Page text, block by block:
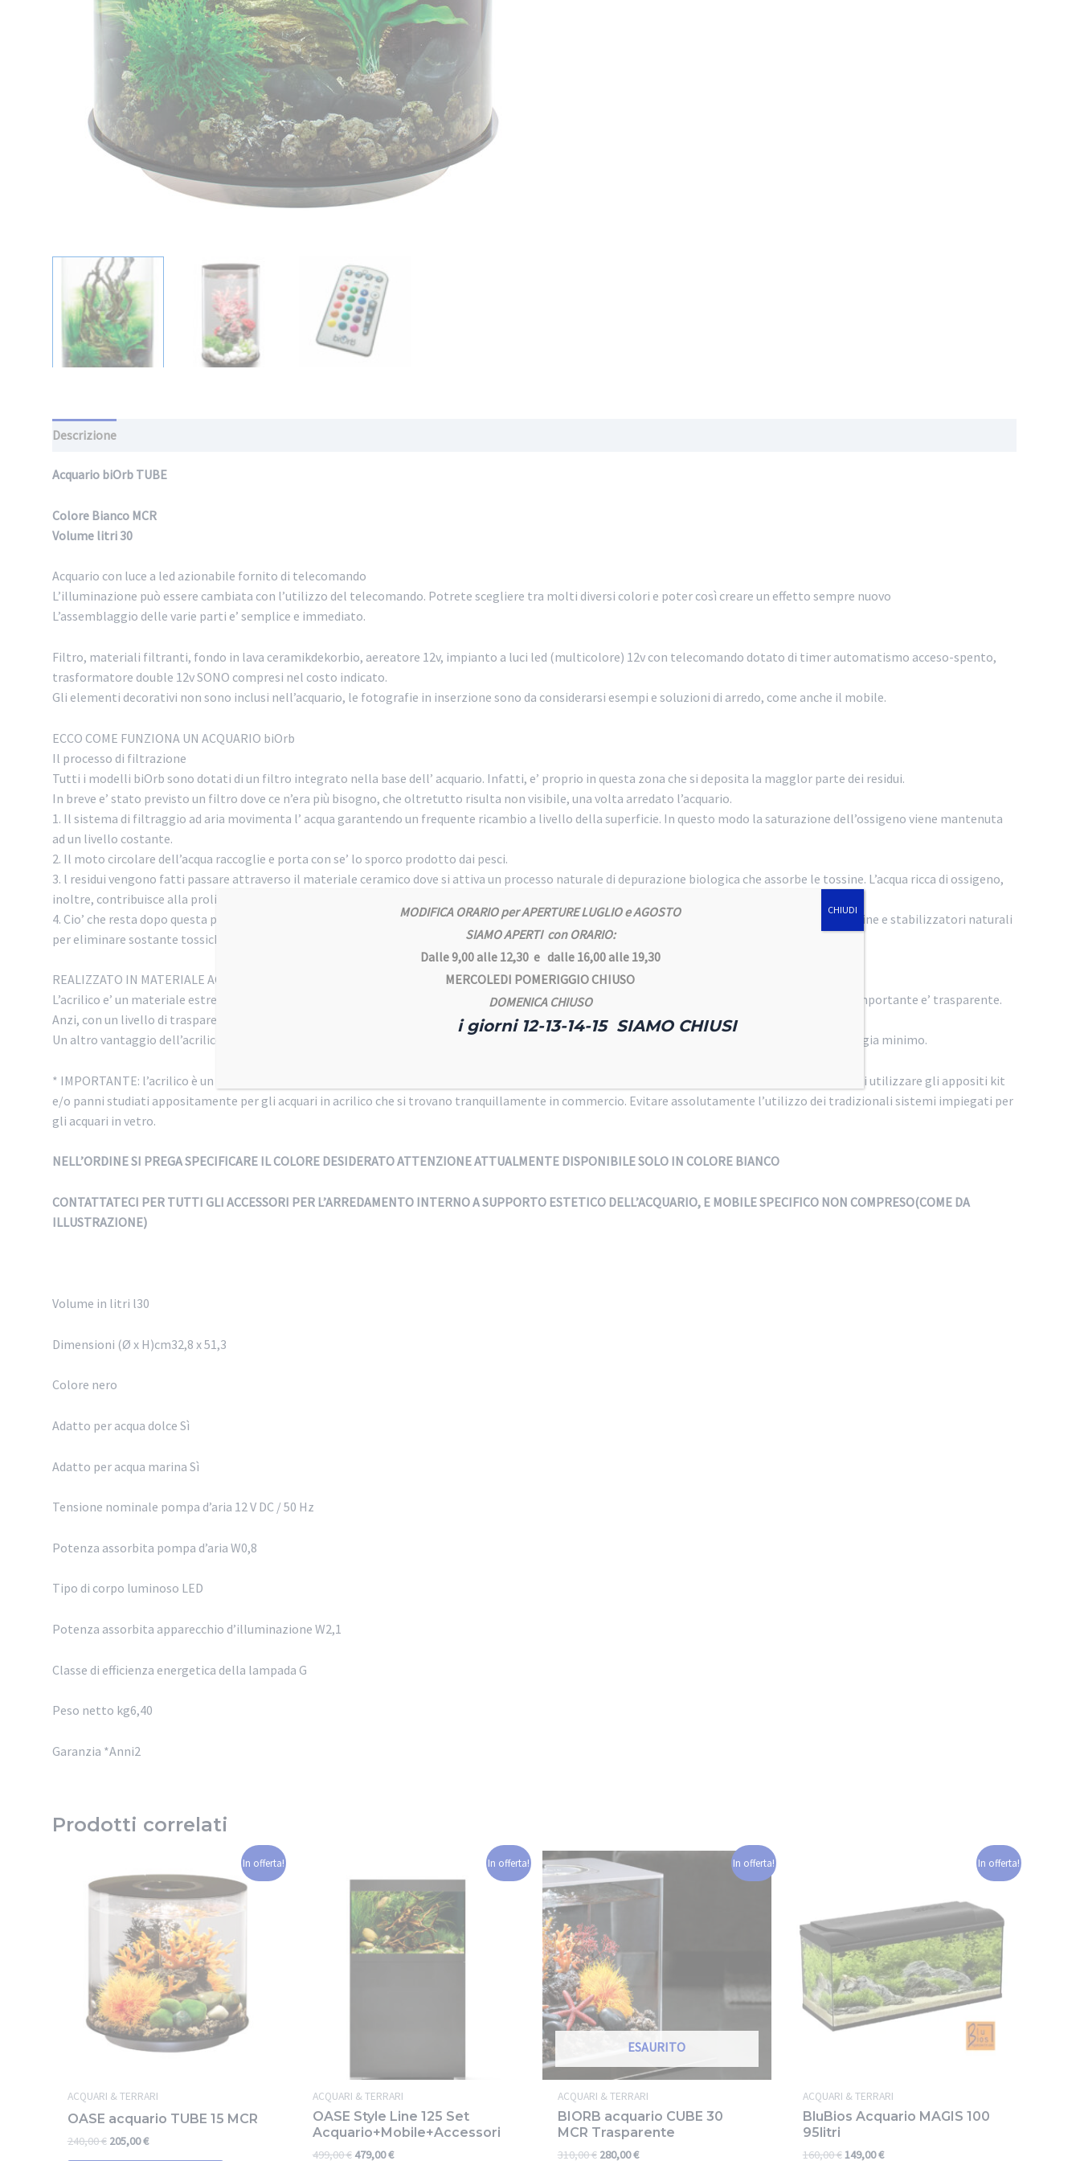
Descrizione
Acquario biOrb TUBE
Colore Bianco MCR
Volume litri 30
Acquario con luce a led azionabile fornito di telecomando
L’illuminazione può essere cambiata con l’utilizzo del telecomando. Potrete scegliere tra molti diversi colori e poter così creare un effetto sempre nuovo
L’assemblaggio delle varie parti e’ semplice e immediato.
Filtro, materiali filtranti, fondo in lava ceramikdekorbio, aereatore 12v, impianto a luci led (multicolore) 12v con telecomando dotato di timer automatismo acceso-spento,
trasformatore double 12v SONO compresi nel costo indicato.
Gli elementi decorativi non sono inclusi nell’acquario, le fotografie in inserzione sono da considerarsi esempi e soluzioni di arredo, come anche il mobile.
ECCO COME FUNZIONA UN ACQUARIO biOrb
Il processo di filtrazione
Tutti i modelli biOrb sono dotati di un filtro integrato nella base dell’ acquario. Infatti, e’ proprio in questa zona che si deposita la magglor parte dei residui.
In breve e’ stato previsto un filtro dove ce n’era più bisogno, che oltretutto risulta non visibile, una volta arredato l’acquario.
1. Il sistema di filtraggio ad aria movimenta l’ acqua garantendo un frequente ricambio a livello della superficie. In questo modo la saturazione dell’ossigeno viene mantenuta
ad un livello costante.
2. Il moto circolare dell’acqua raccoglie e porta con se’ lo sporco prodotto dai pesci.
3. l residui vengono fatti passare attraverso il materiale ceramico dove si attiva un processo naturale di depurazione biologica che assorbe le tossine. L’acqua ricca di ossigeno,
inoltre, contribuisce alla proliferazione dei batteri.
4. Cio’ che resta dopo questa prima fase viene intrappolato nelle cartucce con spugne filtranti. Dopodiche’ l’acqua passa attraverso un sistema di resine e stabilizzatori naturali
per eliminare sostante tossiche residue e mantenere costanti i livelli di pH.
REALIZZATO IN MATERIALE ACRILICO
L’acrilico e’ un materiale estremamente resistente. Non a caso viene utilizzato per realizzare anche i parabrezza degli aerei. E dettaglio ancor piu’ importante e’ trasparente.
Anzi, con un livello di trasparenza del 93% e’ il materiale piu’ trasparente del mondo.
Un altro vantaggio dell’acrilico e’ il suo potere isolante. Non disperde il calore, quindi il vostro acquario puo’ essere riscaldato con un apporto di energia minimo.
* IMPORTANTE: l’acrilico è un materiale piu’ morbido e delicato del vetro, quindi può essere graffiato. Per la cura e pulizia dell’acquario consigliamo di utilizzare gli appositi kit
e/o panni studiati appositamente per gli acquari in acrilico che si trovano tranquillamente in commercio. Evitare assolutamente l’utilizzo dei tradizionali sistemi impiegati per
gli acquari in vetro.
NELL’ORDINE SI PREGA SPECIFICARE IL COLORE DESIDERATO ATTENZIONE ATTUALMENTE DISPONIBILE SOLO IN COLORE BIANCO
CONTATTATECI PER TUTTI GLI ACCESSORI PER L’ARREDAMENTO INTERNO A SUPPORTO ESTETICO DELL’ACQUARIO, E MOBILE SPECIFICO NON COMPRESO(COME DA
ILLUSTRAZIONE)
Volume in litri l30
Dimensioni (Ø x H)cm32,8 x 51,3
Colore nero
Adatto per acqua dolce Sì
Adatto per acqua marina Sì
Tensione nominale pompa d’aria 12 V DC / 50 Hz
Potenza assorbita pompa d’aria W0,8
Tipo di corpo luminoso LED
Potenza assorbita apparecchio d’illuminazione W2,1
Classe di efficienza energetica della lampada G
Peso netto kg6,40
Garanzia *Anni2
Prodotti correlati
In offerta!
ACQUARI & TERRARI
OASE acquario TUBE 15 MCR
240,00€ 205,00€
In offerta!
ACQUARI & TERRARI
OASE Style Line 125 Set
Acquario+Mobile+Accessori
499,00€ 479,00€
In offerta!
ESAURITO
ACQUARI & TERRARI
BIORB acquario CUBE 30
MCR Trasparente
310,00€ 280,00€
In offerta!
ACQUARI & TERRARI
BluBios Acquario MAGIS 100
95litri
160,00€149,00€
MODIFICA ORARIO per APERTURE LUGLIO e AGOSTO
SIAMO APERTI con ORARIO:
Dalle 9,00 alle 12,30 e dalle 16,00 alle 19,30
MERCOLEDI POMERIGGIO CHIUSO
DOMENICA CHIUSO
i giorni 12-13-14-15 SIAMO CHIUSI
CHIUDI